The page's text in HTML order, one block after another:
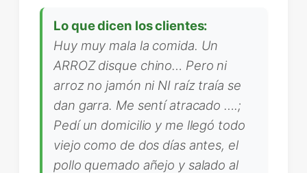
Lo que dicen los clientes:
Huy muy mala la comida. Un
ARROZ disque chino… Pero ni
arroz no jamón ni NI raíz traía se
dan garra. Me sentí atracado ….;
Pedí un domicilio y me llegó todo
viejo como de dos días antes, el
pollo quemado añejo y salado al